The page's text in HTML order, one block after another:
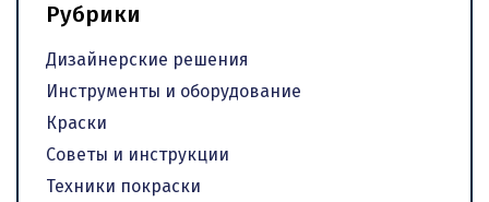
Рубрики
Дизайнерские решения
Инструменты и оборудование
Краски
Советы и инструкции
Техники покраски